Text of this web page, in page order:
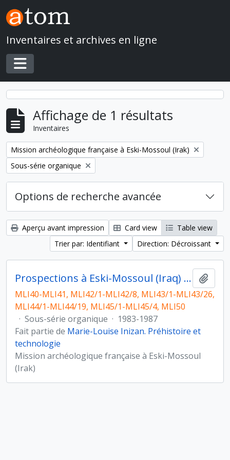
Skip to main content
Inventaires et archives en ligne
Toggle navigation
Affichage de 1 résultats
Inventaires
Remove filter:
Mission archéologique française à Eski-Mossoul (Irak)
Remove filter:
Sous-série organique
Options de recherche avancée
Aperçu avant impression Card view
Table view
Trier par: Identifiant
Direction: Décroissant
Prospections à Eski-Mossoul (Iraq) et étude du matériel lithique
MLI40-MLI41, MLI42/1-MLI42/8, MLI43/1-MLI43/26,
MLI44/1-MLI44/19, MLI45/1-MLI45/4, MLI50
· Sous-série organique · 1983-1987
Fait partie de Marie-Louise Inizan. Préhistoire et
technologie
Mission archéologique française à Eski-Mossoul
(Irak)